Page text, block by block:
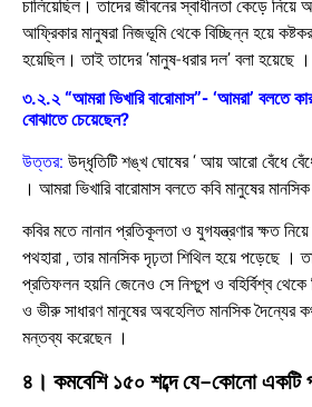
চালিয়েছিল। তাদের জীবনের স্বাধীনতা কেড়ে নিয়ে
আফ্রিকার মানুষরা নিজভূমি থেকে বিচ্ছিন্ন হয়ে
হয়েছিল। তাই তাদের ‘মানুষ-ধরার দল’ বলা হয়েছে ।
৩.২.২ “আমরা ভিখারি বারোমাস”- ‘আমরা’ বলতে
বোঝাতে চেয়েছেন?
উত্তর: উদ্ধৃতিটি শঙ্খ ঘোষের ‘ আয় আরো বেঁধে
। আমরা ভিখারি বারোমাস বলতে কবি মানুষের
কবির মতে নানান প্রতিকূলতা ও যুগযন্ত্রণার ক্ষত
পথহারা , তার মানসিক দৃঢ়তা শিথিল হয়ে পড়েছে ।
প্রতিফলন হয়নি জেনেও সে নিশ্চুপ ও বহির্বিশ্ব
ও ভীরু সাধারণ মানুষের অবহেলিত মানসিক দৈন্যের
মন্তব্য করেছেন ।
৪। কমবেশি ১৫০ শব্দে যে-কোনো একটি